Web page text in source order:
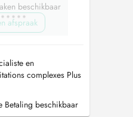
beschikbaar
afspraak
en
complexes Plus
Activité
avancée, les
traitementsbeschikbaar